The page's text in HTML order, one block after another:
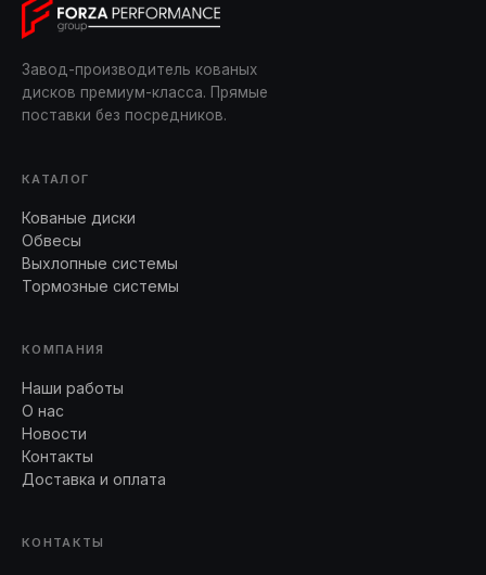
Завод-производитель кованых
дисков премиум-класса. Прямые
поставки без посредников.
КАТАЛОГ
Кованые диски
Обвесы
Выхлопные системы
Тормозные системы
КОМПАНИЯ
Наши работы
О нас
Новости
Контакты
Доставка и оплата
КОНТАКТЫ